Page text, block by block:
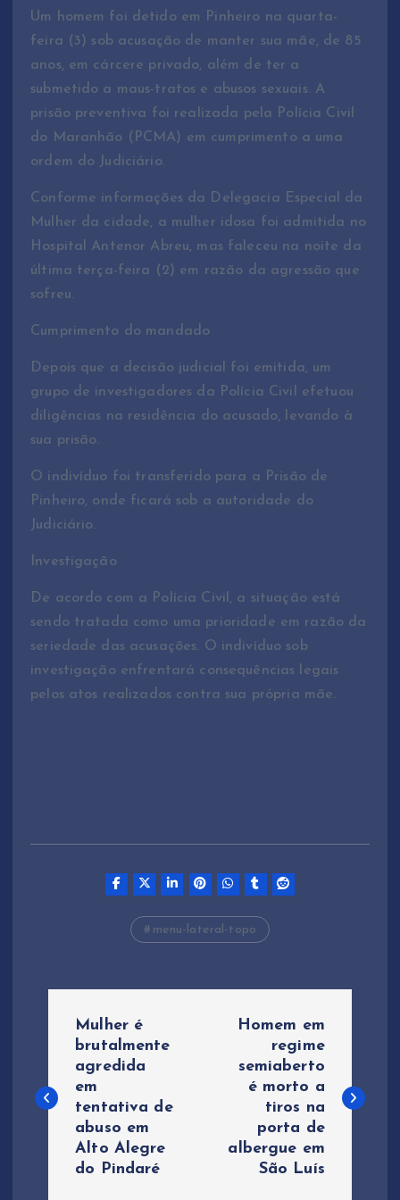
Um homem foi detido em Pinheiro na quarta-
feira (3) sob acusação de manter sua mãe, de 85
anos, em cárcere privado, além de ter a
submetido a maus-tratos e abusos sexuais. A
prisão preventiva foi realizada pela Polícia Civil
do Maranhão (PCMA) em cumprimento a uma
ordem do Judiciário.
Conforme informações da Delegacia Especial da
Mulher da cidade, a mulher idosa foi admitida no
Hospital Antenor Abreu, mas faleceu na noite da
última terça-feira (2) em razão da agressão que
sofreu.
Cumprimento do mandado
Depois que a decisão judicial foi emitida, um
grupo de investigadores da Polícia Civil efetuou
diligências na residência do acusado, levando à
sua prisão.
O indivíduo foi transferido para a Prisão de
Pinheiro, onde ficará sob a autoridade do
Judiciário.
Investigação
De acordo com a Polícia Civil, a situação está
sendo tratada como uma prioridade em razão da
seriedade das acusações. O indivíduo sob
investigação enfrentará consequências legais
pelos atos realizados contra sua própria mãe.
menu-lateral-topo
v
Mulher é
brutalmente
agredida
em
tentativa de
abuso em
Alto Alegre
do Pindaré
Homem em
regime
semiaberto
é morto a
tiros na
porta de
albergue em
São Luís